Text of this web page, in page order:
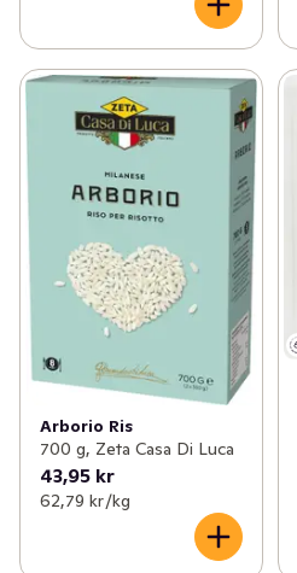
Arborio Ris
700 g, Zeta Casa Di Luca
43,95 kr
62,79 kr /kg